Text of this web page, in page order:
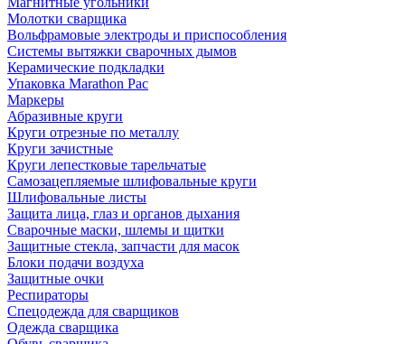
Молотки сварщика
Вольфрамовые электроды и приспособления
Системы вытяжки сварочных дымов
Керамические подкладки
Упаковка Marathon Pac
Маркеры
Абразивные круги
Круги отрезные по металлу
Круги зачистные
Круги лепестковые тарельчатые
Самозацепляемые шлифовальные круги
Шлифовальные листы
Защита лица, глаз и органов дыхания
Сварочные маски, шлемы и щитки
Защитные стекла, запчасти для масок
Блоки подачи воздуха
Защитные очки
Респираторы
Спецодежда для сварщиков
Одежда сварщика